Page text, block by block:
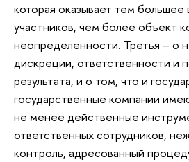
которая оказывает тем большее
участников, чем более объект
неопределенности. Третья – о
дискреции, ответственности и
результата, и о том, что и
государственные компании
не менее действенные
ответственных сотрудников,
контроль, адресованный